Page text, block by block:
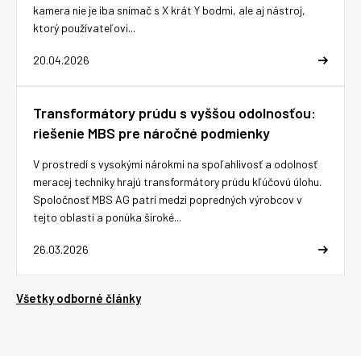
20.04.2026
kamera nie je iba snímač s X krát Y bodmi, ale aj nástroj,
ktorý používateľovi...
Transformátory prúdu s vyššou odolnosťou:
riešenie MBS pre náročné podmienky
26.03.2026
V prostredí s vysokými nárokmi na spoľahlivosť a odolnosť
meracej techniky hrajú transformátory prúdu kľúčovú úlohu.
Spoločnosť MBS AG patrí medzi popredných výrobcov v
tejto oblasti a ponúka široké...
Všetky odborné články